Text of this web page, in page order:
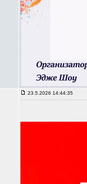
23.5.2026 14:44:35